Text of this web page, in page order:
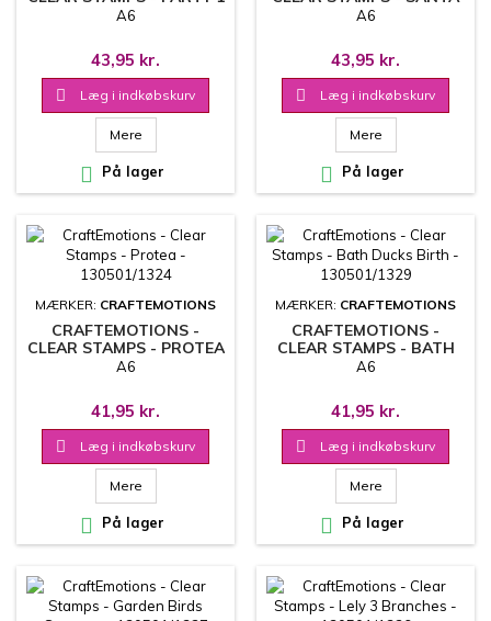
- 130501/1689
A6
43,95 kr.
 Læg i indkøbskurv
Mere
 På lager
2 - 130501/1688
A6
43,95 kr.
 Læg i indkøbskurv
Mere
 På lager
MÆRKER: CRAFTEMOTIONS
CRAFTEMOTIONS -
CLEAR STAMPS - PROTEA
- 130501/1324
A6
41,95 kr.
 Læg i indkøbskurv
Mere
 På lager
MÆRKER: CRAFTEMOTIONS
CRAFTEMOTIONS -
CLEAR STAMPS - BATH
DUCKS BIRTH -
A6
41,95 kr.
 Læg i indkøbskurv
Mere
 På lager